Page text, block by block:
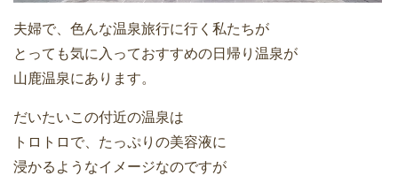
夫婦で、色んな温泉旅行に行く私たちが
とっても気に入っておすすめの日帰り温泉が
山鹿温泉にあります。
だいたいこの付近の温泉は
トロトロで、たっぷりの美容液に
浸かるようなイメージなのですが